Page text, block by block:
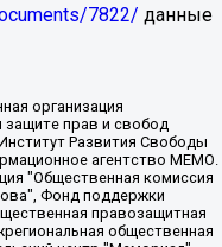
7822/ данные
"Данное сообщение", Общество с ограниченной ответственностью Издательский дом "Новая глава", Айнбиндер Александра Александровна, Московский комьюнити-центр для ЛГБТ+инициатив, Благотворительный фонд развития филантропии, Deutsche Welle (Германия, Kurt-Schumacher-Strasse 3, 53113 Bonn), Борзунова Мария Михайловна, Воробьев Виктор Викторович, Голубева Анна Львовна, Константинова Алла Михайловна, Малкова Ирина Владимировна, Мурадов Мурад Абдулгалимович, Осетинская Елизавета Николаевна, Понасенков Евгений Николаевич, Ганапольский Матвей Юрьевич, Киселев Евгений Алексеевич, Борухович Ирина Григорьевна, Дремин Иван Тимофеевич, Дубровский Дмитрий Викторович, Красноярская региональная общественная организация поддержки и развития альтернативных образовательных технологий и межкультурных коммуникаций "ИНТЕРРА", Маяковская Екатерина Алексеевна, Фейгин Марк Захарович, Филимонов Андрей Викторович, Дзугкоева Регина Николаевна, Доброхотов Роман Александрович, Дудь Юрий Александрович, Елкин Сергей Владимирович, Кругликов Кирилл Игоревич, Сабунаева Мария Леонидовна, Семенов Алексей Владимирович, Шаинян Карен Багратович, Шульман Екатерина Михайловна, Асафьев Артур Валерьевич, Вахштайн Виктор Семенович, Венедиктов Алексей Алексеевич, Лушникова Екатерина Евгеньевна, Волков Леонид Михайлович, Невзоров Александр Глебович, Пархоменко Сергей Борисович, Сироткин Ярослав Николаевич, Кара-Мурза Владимир Владимирович, Баранова Наталья Владимировна, Гозман Леонид Яковлевич, Кагарлицкий Борис Юльевич, Климарев Михаил Валерьевич, Милов Владимир Станиславович, Автономная некоммерческая организация Краснодарский центр современного искусства "Типография", Моргенштерн Алишер Тагирович, Соболь Любовь Эдуардовна, Общество с ограниченной ответственностью "ЛИЗА НОРМ", Каспаров Гарри Кимович, Ходорковский Михаил Борисович, Общество с ограниченной ответственностью "Апрельские тезисы", Данилович Ирина Брониславовна, Кашин Олег Владимирович, Петров Николай Владимирович, Пивоваров Алексей Владимирович, Соколов Михаил Владимирович, Цветкова Юлия Владимировна, Чичваркин Евгений Александрович, Комитет против пыток/Команда против пыток, Общество с ограниченной ответственностью "Первый научный", Общество с ограниченной ответственностью "Вертолет и ко", Белоцерковская Вероника Борисовна, Кац Максим Евгеньевич, Лазарева Татьяна Юрьевна, Шаведдинов Руслан Табризович, Яшин Илья Валерьевич, Общество с ограниченной ответственностью "Иноагент ААВ", Алешковский Дмитрий Петрович, Альбац Евгения Марковна, Быков Дмитрий Львович, Галямина Юлия Евгеньевна, Лойко Сергей Леонидович, Мартынов Кирилл Константинович, Медведев Сергей Александрович, Крашенинников Федор Геннадиевич, Гордеева Катерина Вл